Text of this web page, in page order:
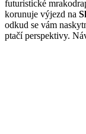
futuristické
korunuje výjezd na
odkud se vám
ptačí perspektivy.